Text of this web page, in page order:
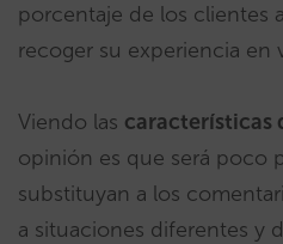
porcentaje de los clientes
recoger su experiencia en
Viendo las características
opinión es que será poco
substituyan a los
a situaciones diferentes y